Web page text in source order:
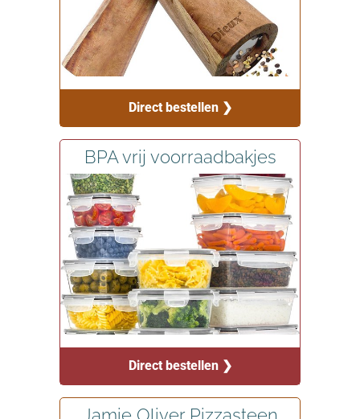
Direct bestellen ❯
BPA vrij voorraadbakjes
Direct bestellen ❯